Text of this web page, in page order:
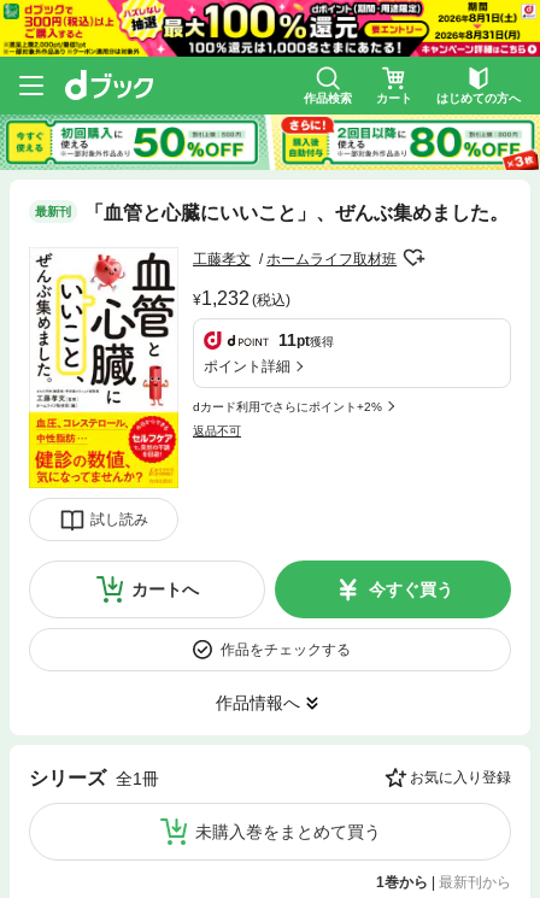
作品検索 カート はじめての方へ
最新刊 「血管と心臓にいいこと」、ぜんぶ集めました。
試し読み
工藤孝文 ホームライフ取材班
1,232 (税込)
11pt獲得
ポイント詳細
dカード利用でさらにポイント+2%
返品不可
カートへ 今すぐ買う
作品をチェックする
作品情報へ
シリーズ 全1冊 お気に入り登録
未購入巻をまとめて買う
1巻から 最新刊から